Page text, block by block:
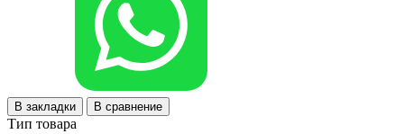
В закладки В сравнение
Тип товара